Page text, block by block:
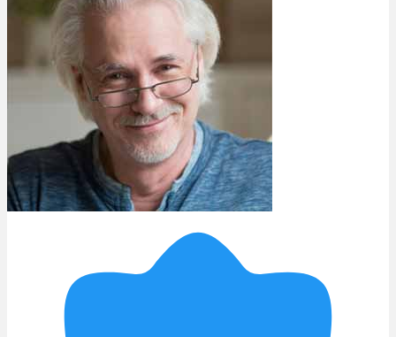
Ärzte Service
Rezept Service
Apotheken Service
Lieferung